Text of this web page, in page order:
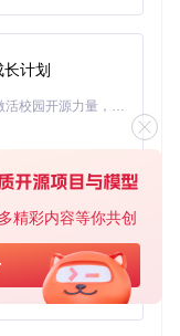
精彩内容等你共创
内容
和材料收集，流程
化功能可以帮你解
务"模块
内容
战斗、对话跳过和
计划
「源启盛夏」暑期校园开发者成长计划旨在激活校园开源力量，通过积分激励、认证扶持、资源倾斜等形式，引导高校组织和开发者完成「入驻 — 建项目 — 做贡献 — 获认证 — 得资源」的完整闭环。无论你是想带领社团入驻平台的组织者，还是希望用代码贡献证明自己的开发者，都能在这里找到属于你的成长路径。
基于Python的Xiaozhi AI，适用于想要完整Xiaozhi体验而无需拥有专用硬件的用户。